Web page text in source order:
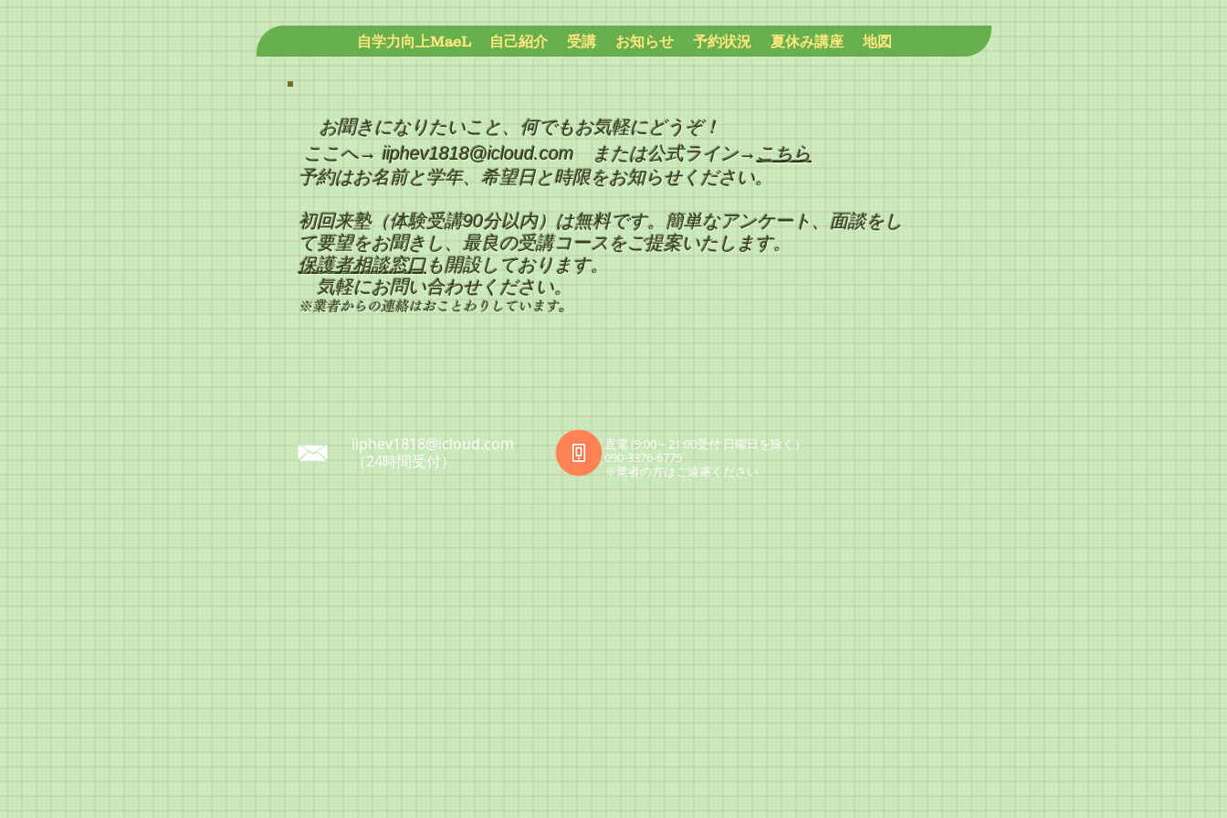
自学力向上MaeL 自己紹介 受講 お知らせ 予約状況 夏休み講座 地図
お聞きになりたいこと、何でもお気軽にどうぞ！
ここへ→iiphev1818@icloud.com または公式ライン→こちら
予約はお名前と学年、希望日と時限をお知らせください。
初回来塾（体験受講90分以内）は無料です。簡単なアンケート、面談をし
て要望をお聞きし、最良の受講コースをご提案いたします。
保護者相談窓口も開設しております。
気軽にお問い合わせください。
​​※業者からの連絡はおことわりしています。
iiphev1818@icloud.com
（24時間受付）
直電 (9:00～21:00受付 日曜日を除く）
090-3376-6775
​※業者の方はご遠慮ください